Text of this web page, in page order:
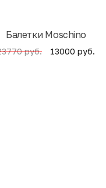
Балетки Moschino
руб. 13000 руб.